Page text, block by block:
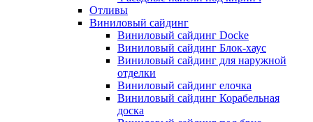
Отливы
Виниловый сайдинг
Виниловый сайдинг Docke
Виниловый сайдинг Блок-хаус
Виниловый сайдинг для наружной
отделки
Виниловый сайдинг елочка
Виниловый сайдинг Корабельная
доска